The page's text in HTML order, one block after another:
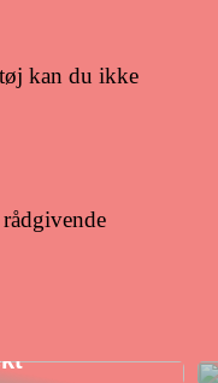
kan du ikke